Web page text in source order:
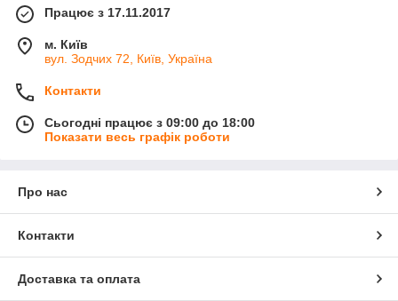
Працює з 17.11.2017
м. Київ
вул. Зодчих 72, Київ, Україна
Контакти
Сьогодні працює з 09:00 до 18:00
Показати весь графік роботи
Про нас
Контакти
Доставка та оплата